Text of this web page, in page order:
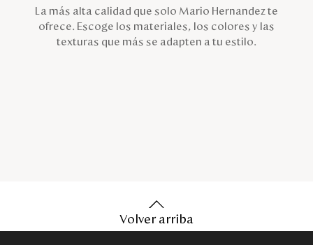
La más alta calidad que solo Mario Hernandez te
ofrece. Escoge los materiales, los colores y las
texturas que más se adapten a tu estilo.
Volver arriba